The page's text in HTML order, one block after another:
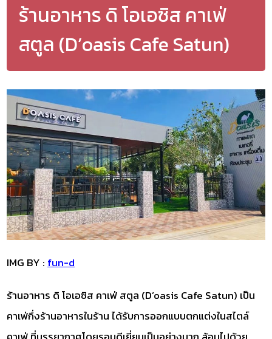
ร้านอาหาร ดิ โอเอซิส คาเฟ่
สตูล (D’oasis Cafe Satun)
IMG BY :fun-d
ร้านอาหาร ดิ โอเอซิส คาเฟ่ สตูล (D’oasis Cafe Satun) เป็น
คาเฟ่กึ่งร้านอาหารในร้าน ได้รับการออกแบบตกแต่งในสไตล์